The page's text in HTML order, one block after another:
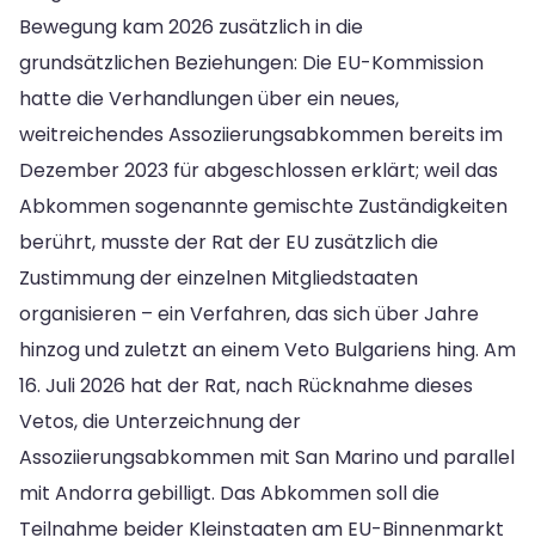
Bewegung kam 2026 zusätzlich in die
grundsätzlichen Beziehungen: Die EU-Kommission
hatte die Verhandlungen über ein neues,
weitreichendes Assoziierungsabkommen bereits im
Dezember 2023 für abgeschlossen erklärt; weil das
Abkommen sogenannte gemischte Zuständigkeiten
berührt, musste der Rat der EU zusätzlich die
Zustimmung der einzelnen Mitgliedstaaten
organisieren – ein Verfahren, das sich über Jahre
hinzog und zuletzt an einem Veto Bulgariens hing. Am
16. Juli 2026 hat der Rat, nach Rücknahme dieses
Vetos, die Unterzeichnung der
Assoziierungsabkommen mit San Marino und parallel
mit Andorra gebilligt. Das Abkommen soll die
Teilnahme beider Kleinstaaten am EU-Binnenmarkt